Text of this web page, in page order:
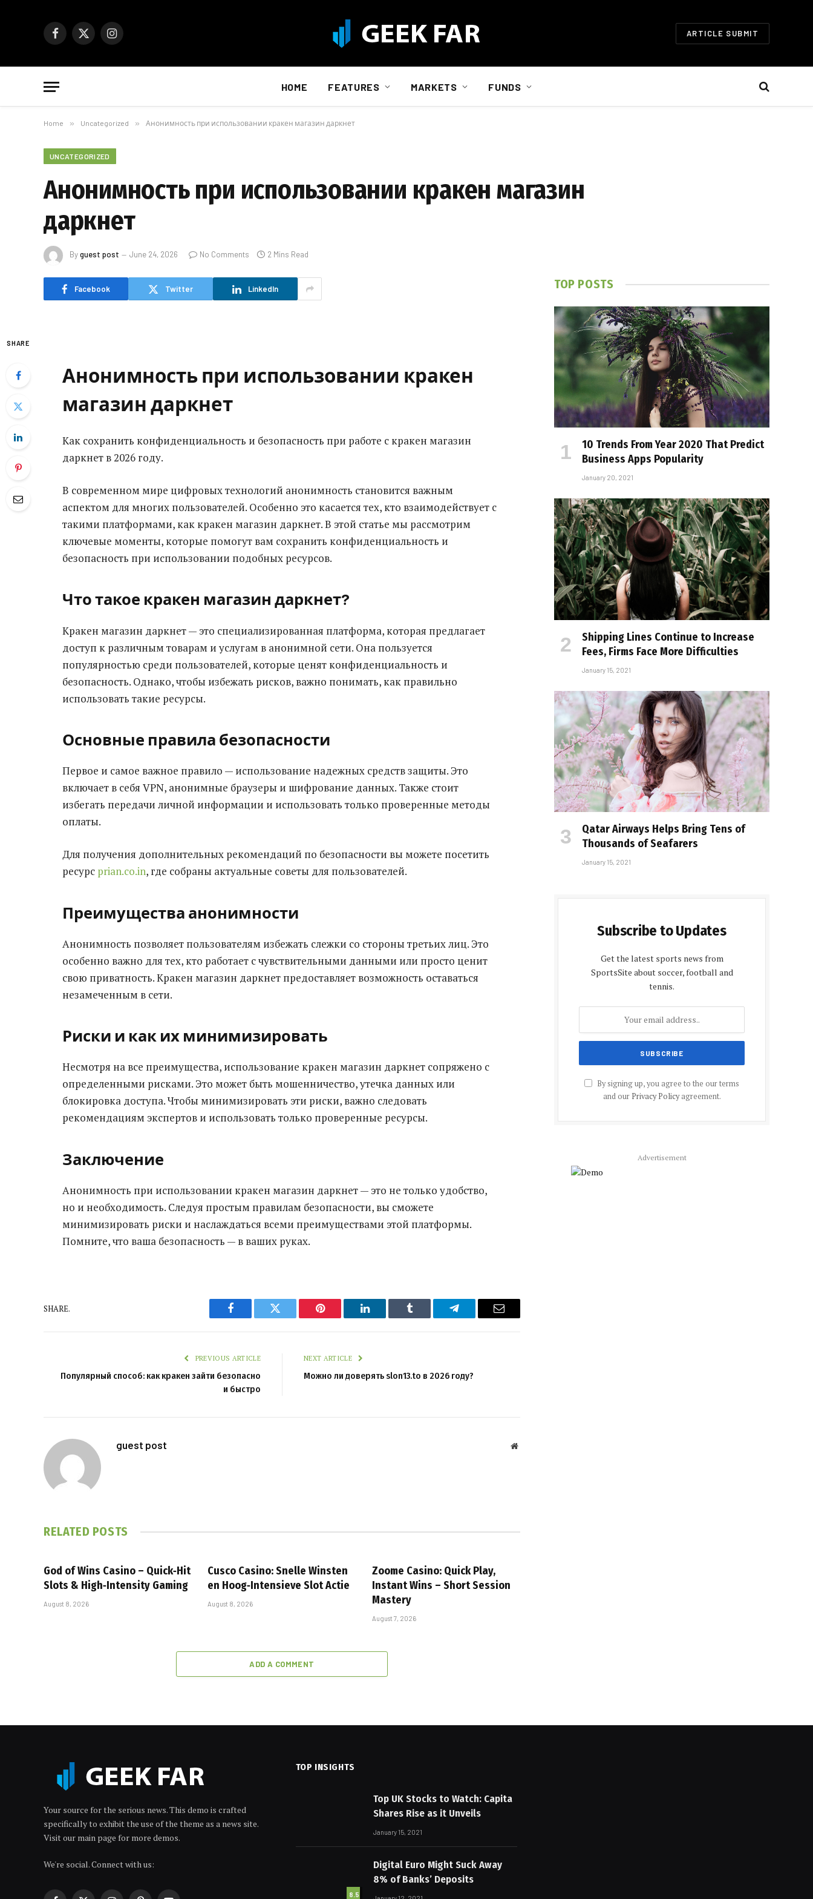
Facebook
X
Instagram ARTICLE SUBMIT
HOME FEATURES MARKETS FUNDS
Home » Uncategorized » Анонимность при использовании кракен магазин даркнет
UNCATEGORIZED
Анонимность при использовании кракен магазин
даркнет
Byguest post June 24, 2026 No Comments 2 Mins Read
Facebook Twitter LinkedIn
SHARE
Анонимность при использовании кракен
магазин даркнет
Как сохранить конфиденциальность и безопасность при работе с кракен магазин
даркнет в 2026 году.
В современном мире цифровых технологий анонимность становится важным
аспектом для многих пользователей. Особенно это касается тех, кто взаимодействует с
такими платформами, как кракен магазин даркнет. В этой статье мы рассмотрим
ключевые моменты, которые помогут вам сохранить конфиденциальность и
безопасность при использовании подобных ресурсов.
Что такое кракен магазин даркнет?
Кракен магазин даркнет — это специализированная платформа, которая предлагает
доступ к различным товарам и услугам в анонимной сети. Она пользуется
популярностью среди пользователей, которые ценят конфиденциальность и
безопасность. Однако, чтобы избежать рисков, важно понимать, как правильно
использовать такие ресурсы.
Основные правила безопасности
Первое и самое важное правило — использование надежных средств защиты. Это
включает в себя VPN, анонимные браузеры и шифрование данных. Также стоит
избегать передачи личной информации и использовать только проверенные методы
оплаты.
Для получения дополнительных рекомендаций по безопасности вы можете посетить
ресурс prian.co.in, где собраны актуальные советы для пользователей.
Преимущества анонимности
Анонимность позволяет пользователям избежать слежки со стороны третьих лиц. Это
особенно важно для тех, кто работает с чувствительными данными или просто ценит
свою приватность. Кракен магазин даркнет предоставляет возможность оставаться
незамеченным в сети.
Риски и как их минимизировать
Несмотря на все преимущества, использование кракен магазин даркнет сопряжено с
определенными рисками. Это может быть мошенничество, утечка данных или
блокировка доступа. Чтобы минимизировать эти риски, важно следовать
рекомендациям экспертов и использовать только проверенные ресурсы.
Заключение
Анонимность при использовании кракен магазин даркнет — это не только удобство,
но и необходимость. Следуя простым правилам безопасности, вы сможете
минимизировать риски и наслаждаться всеми преимуществами этой платформы.
Помните, что ваша безопасность — в ваших руках.
SHARE.
Facebook Twitter Pinterest LinkedIn Tumblr Telegram Email
PREVIOUS ARTICLE
Популярный способ: как кракен зайти безопасно
и быстро
NEXT ARTICLE
Можно ли доверять slon13.to в 2026 году?
guest post Website
RELATED POSTS
God of Wins Casino – Quick‑Hit
Slots & High‑Intensity Gaming
August 8, 2026
Cusco Casino: Snelle Winsten
en Hoog‑Intensieve Slot Actie
August 8, 2026
Zoome Casino: Quick Play,
Instant Wins – Short Session
Mastery
August 7, 2026
ADD A COMMENT
TOP POSTS
10 Trends From Year 2020 That Predict
Business Apps Popularity
January 20, 2021
Shipping Lines Continue to Increase
Fees, Firms Face More Difficulties
January 15, 2021
Qatar Airways Helps Bring Tens of
Thousands of Seafarers
January 15, 2021
Subscribe to Updates
Get the latest sports news from
SportsSite about soccer, football and
tennis.
By signing up, you agree to the our terms
and our Privacy Policyagreement.
Advertisement
Your source for the serious news. This demo is crafted
specifically to exhibit the use of the theme as a news site.
Visit our main page for more demos.
We're social. Connect with us:
TOP INSIGHTS
Top UK Stocks to Watch: Capita
Shares Rise as it Unveils
January 15, 2021
8.5
Digital Euro Might Suck Away
8% of Banks’ Deposits